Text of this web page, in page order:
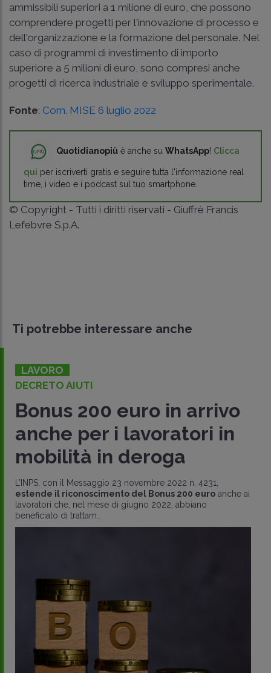
ammissibili superiori a 1 milione di euro, che possono
comprendere progetti per l'innovazione di processo e
dell'organizzazione e la formazione del personale. Nel
caso di programmi di investimento di importo
superiore a 5 milioni di euro, sono compresi anche
progetti di ricerca industriale e sviluppo sperimentale.
Fonte: Com. MISE 6 luglio 2022
Quotidianopiù è anche su WhatsApp! Clicca
qui per iscriverti gratis e seguire tutta l'informazione real
time, i video e i podcast sul tuo smartphone.
© Copyright - Tutti i diritti riservati - Giuffrè Francis
Lefebvre S.p.A.
Ti potrebbe interessare anche
LAVORO
DECRETO AIUTI
Bonus 200 euro in arrivo
anche per i lavoratori in
mobilità in deroga
L’INPS, con il Messaggio 23 novembre 2022 n. 4231,
estende il riconoscimento del Bonus 200 euro anche ai
lavoratori che, nel mese di giugno 2022, abbiano
beneficiato di trattam..